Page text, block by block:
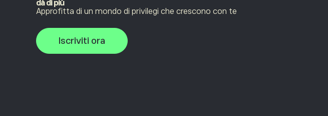
dà di più
Approfitta di un mondo di privilegi che crescono con te
Iscriviti ora